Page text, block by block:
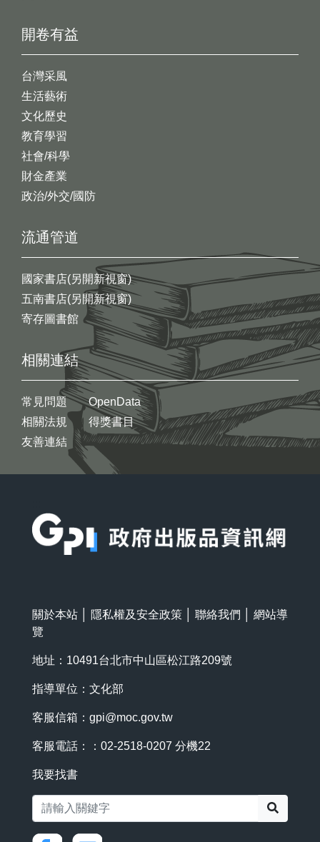
開卷有益
台灣采風
生活藝術
文化歷史
教育學習
社會/科學
財金產業
政治/外交/國防
流通管道
國家書店(另開新視窗)
五南書店(另開新視窗)
寄存圖書館
相關連結
常見問題
相關法規
友善連結
OpenData
得獎書目
關於本站 隱私權及安全政策 聯絡我們
網站導
覽
地址：10491台北市中山區松江路209號
指導單位：文化部
客服信箱： gpi@moc.gov.tw
客服電話：：02-2518-0207 分機22
我要找書